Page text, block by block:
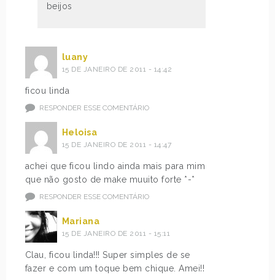
beijos
luany
15 DE JANEIRO DE 2011 - 14:42
ficou linda
RESPONDER ESSE COMENTÁRIO
Heloisa
15 DE JANEIRO DE 2011 - 14:47
achei que ficou lindo ainda mais para mim
que não gosto de make muuito forte *-*
RESPONDER ESSE COMENTÁRIO
Mariana
15 DE JANEIRO DE 2011 - 15:11
Clau, ficou linda!!! Super simples de se
fazer e com um toque bem chique. Amei!!